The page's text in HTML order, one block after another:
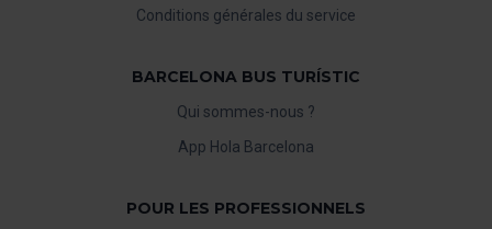
Conditions générales du service
BARCELONA BUS TURÍSTIC
Qui sommes-nous ?
App Hola Barcelona
POUR LES PROFESSIONNELS